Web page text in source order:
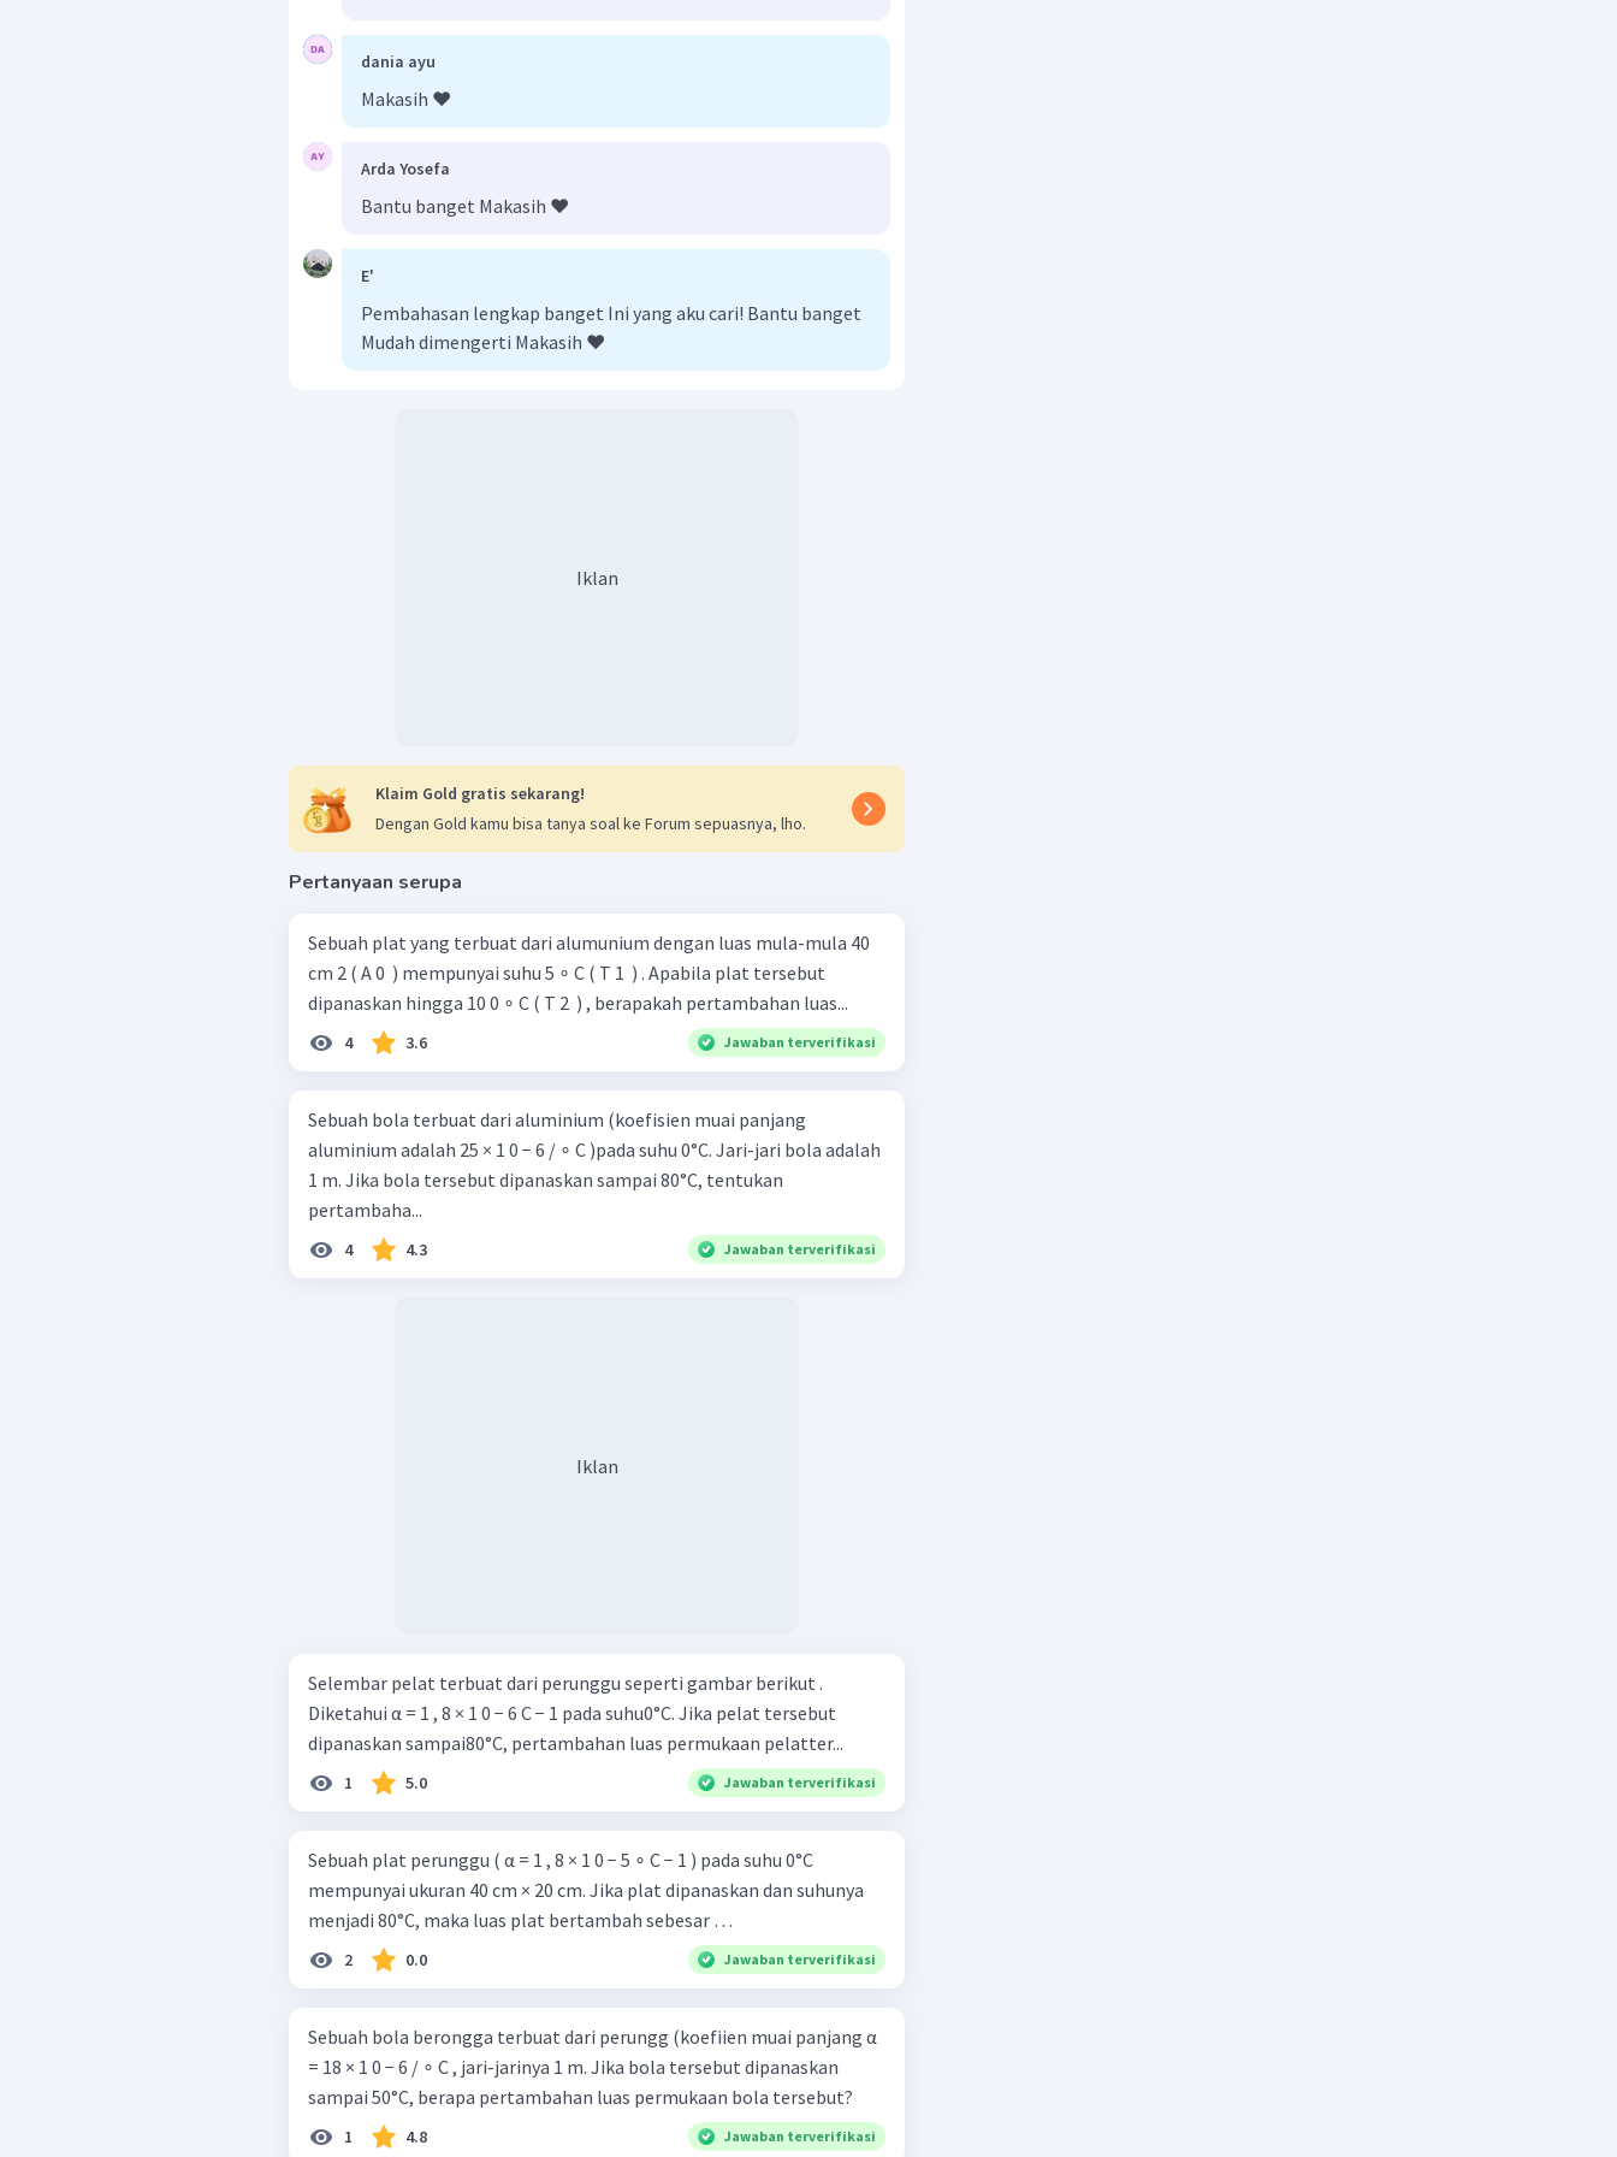
dania ayu
Makasih ❤️
Arda Yosefa
Bantu banget Makasih ❤️
E'
Pembahasan lengkap banget Ini yang aku cari! Bantu banget
Mudah dimengerti Makasih ❤️
Iklan
Klaim Gold gratis sekarang!
Dengan Gold kamu bisa tanya soal ke Forum sepuasnya, lho.
Pertanyaan serupa
Sebuah plat yang terbuat dari alumunium dengan luas mula-mula 40
cm 2 ( A 0 ​ ) mempunyai suhu 5 ∘ C ( T 1 ​ ) . Apabila plat tersebut
dipanaskan hingga 10 0 ∘ C ( T 2 ​ ) , berapakah pertambahan luas...
4 3.6 Jawaban terverifikasi
Sebuah bola terbuat dari aluminium (koefisien muai panjang
aluminium adalah 25 × 1 0 − 6 / ∘ C )pada suhu 0°C. Jari-jari bola adalah
1 m. Jika bola tersebut dipanaskan sampai 80°C, tentukan
pertambaha...
4 4.3 Jawaban terverifikasi
Iklan
Selembar pelat terbuat dari perunggu seperti gambar berikut .
Diketahui α = 1 , 8 × 1 0 − 6 C − 1 pada suhu0°C. Jika pelat tersebut
dipanaskan sampai80°C, pertambahan luas permukaan pelatter...
1 5.0 Jawaban terverifikasi
Sebuah plat perunggu ( α = 1 , 8 × 1 0 − 5 ∘ C − 1 ) pada suhu 0°C
mempunyai ukuran 40 cm × 20 cm. Jika plat dipanaskan dan suhunya
menjadi 80°C, maka luas plat bertambah sebesar …
2 0.0 Jawaban terverifikasi
Sebuah bola berongga terbuat dari perungg (koefiien muai panjang α
= 18 × 1 0 − 6 / ∘ C , jari-jarinya 1 m. Jika bola tersebut dipanaskan
sampai 50°C, berapa pertambahan luas permukaan bola tersebut?
1 4.8 Jawaban terverifikasi